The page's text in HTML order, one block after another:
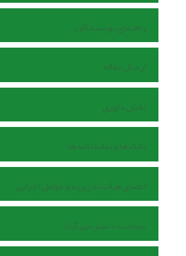
راهنمای نویسندگان
ارسال مقاله
بخش داوری
بانک ها و نمایه نامه ها
اعضای هیأت تحریریه و عوامل اجرایی
سیاست دسترسی آزاد